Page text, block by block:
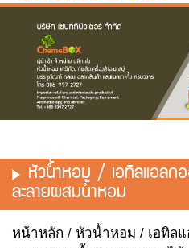
หัวน้ำหอม / เอทิลแอล
ละลายผสมน้ำหอม
หน้าหลัก / หัวน้ำหอม / เอทิล